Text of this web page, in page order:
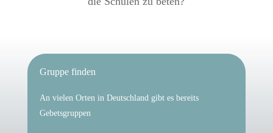
Gruppe finden
An vielen Orten in Deutschland gibt es bereits
Gebetsgruppen